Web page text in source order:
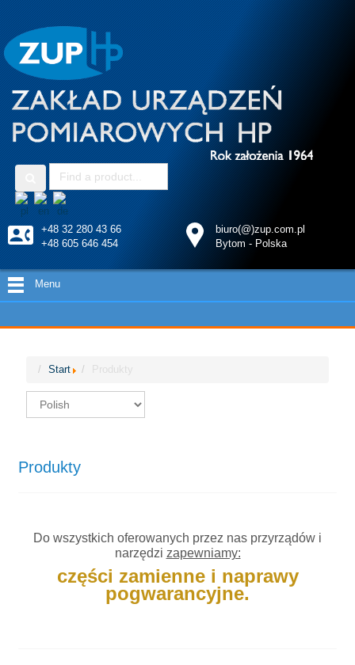
+48 32 280 43 66
+48 605 646 454
biuro(@)zup.com.pl
Bytom - Polska
Menu
Start Produkty
Produkty
Do wszystkich oferowanych przez nas przyrządów i
narzędzi zapewniamy:
części zamienne i naprawy
pogwarancyjne.